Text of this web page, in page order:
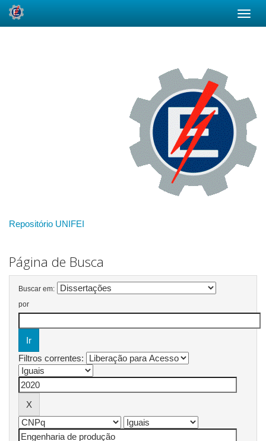
Repositório UNIFEI
Página de Busca
Buscar em:
por
Filtros correntes: